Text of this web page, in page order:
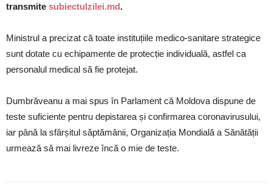
transmite subiectulzilei.md.
Ministrul a precizat că toate instituțiile medico-sanitare strategice
sunt dotate cu echipamente de protecție individuală, astfel ca
personalul medical să fie protejat.
Dumbrăveanu a mai spus în Parlament că Moldova dispune de
teste suficiente pentru depistarea și confirmarea coronavirusului,
iar până la sfârșitul săptămânii, Organizația Mondială a Sănătății
urmează să mai livreze încă o mie de teste.